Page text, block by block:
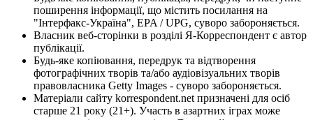
поширення інформації, що містить посилання на
"Інтерфакс-Україна", EPA / UPG, суворо забороняється.
Власник веб-сторінки в розділі Я-Корреспондент є автор
публікації.
Будь-яке копіювання, передрук та відтворення
фотографічних творів та/або аудіовізуальних творів
правовласника Getty Images - суворо забороняється.
Матеріали сайту korrespondent.net призначені для осіб
старше 21 року (21+). Участь в азартних іграх може